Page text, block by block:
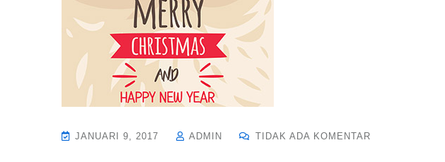
JANUARI 9, 2017 ADMIN TIDAK ADA KOMENTAR